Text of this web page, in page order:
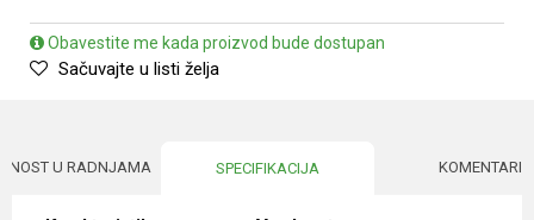
Obavestite me kada proizvod bude dostupan
Sačuvajte u listi želja
U RADNJAMA SPECIFIKACIJA KOMENTARI